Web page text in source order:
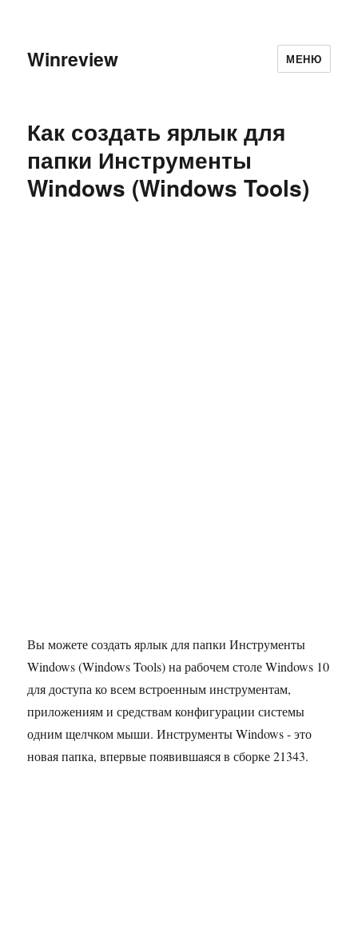
Winreview МЕНЮ
Как создать ярлык для
папки Инструменты
Windows (Windows Tools)
Вы можете создать ярлык для папки Инструменты
Windows (Windows Tools) на рабочем столе Windows 10
для доступа ко всем встроенным инструментам,
приложениям и средствам конфигурации системы
одним щелчком мыши. Инструменты Windows - это
новая папка, впервые появившаяся в сборке 21343.